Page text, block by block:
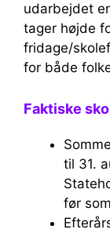
udarbejdet
tager højde
fridage/
for både
Faktiske
Sommerferie – fra 25. juni (torsdag) 2026
til 31.
før
Efterårsferie – fra 24. oktober (lørdag)